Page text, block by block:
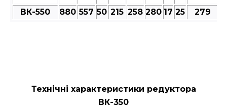
ВК-550
880 557 50 215 258 280 17 25 279
Технічні характеристики редуктора
ВК-350